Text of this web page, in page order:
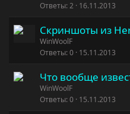
Ответы 2 16.11.2013
Скриншоты из
WinWoolF
Ответы 0 15.11.2013
Что вообще
WinWoolF
Ответы 0 15.11.2013